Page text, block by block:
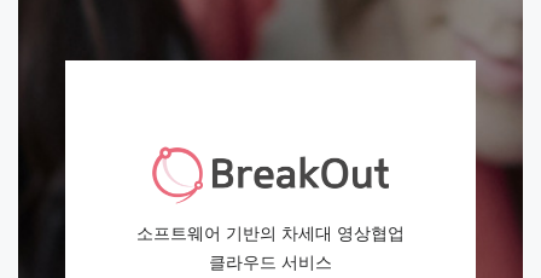
소프트웨어 기반의 차세대 영상협업
클라우드 서비스